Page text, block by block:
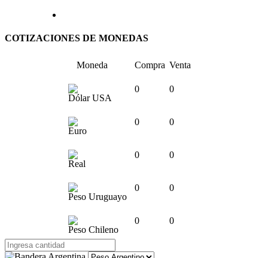
COTIZACIONES DE MONEDAS
Moneda Compra Venta
Dólar USA
0 0
Euro
0 0
Real
0 0
Peso Uruguayo
0 0
Peso Chileno
0 0